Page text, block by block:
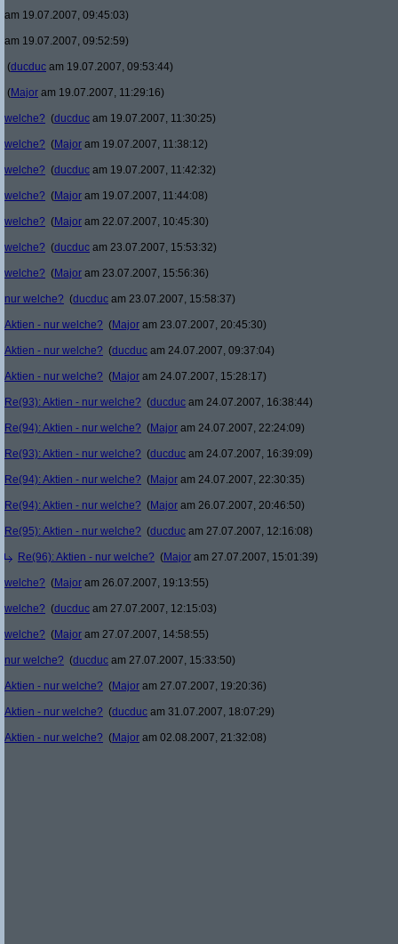
am 19.07.2007, 09:45:03)
am 19.07.2007, 09:52:59)
(ducduc am 19.07.2007, 09:53:44)
(Major am 19.07.2007, 11:29:16)
welche? (ducduc am 19.07.2007, 11:30:25)
welche? (Major am 19.07.2007, 11:38:12)
welche? (ducduc am 19.07.2007, 11:42:32)
welche? (Major am 19.07.2007, 11:44:08)
welche? (Major am 22.07.2007, 10:45:30)
welche? (ducduc am 23.07.2007, 15:53:32)
welche? (Major am 23.07.2007, 15:56:36)
nur welche? (ducduc am 23.07.2007, 15:58:37)
Aktien - nur welche? (Major am 23.07.2007, 20:45:30)
Aktien - nur welche? (ducduc am 24.07.2007, 09:37:04)
Aktien - nur welche? (Major am 24.07.2007, 15:28:17)
Re(93): Aktien - nur welche? (ducduc am 24.07.2007, 16:38:44)
Re(94): Aktien - nur welche? (Major am 24.07.2007, 22:24:09)
Re(93): Aktien - nur welche? (ducduc am 24.07.2007, 16:39:09)
Re(94): Aktien - nur welche? (Major am 24.07.2007, 22:30:35)
Re(94): Aktien - nur welche? (Major am 26.07.2007, 20:46:50)
Re(95): Aktien - nur welche? (ducduc am 27.07.2007, 12:16:08)
Re(96): Aktien - nur welche? (Major am 27.07.2007, 15:01:39)
welche? (Major am 26.07.2007, 19:13:55)
welche? (ducduc am 27.07.2007, 12:15:03)
welche? (Major am 27.07.2007, 14:58:55)
nur welche? (ducduc am 27.07.2007, 15:33:50)
Aktien - nur welche? (Major am 27.07.2007, 19:20:36)
Aktien - nur welche? (ducduc am 31.07.2007, 18:07:29)
Aktien - nur welche? (Major am 02.08.2007, 21:32:08)